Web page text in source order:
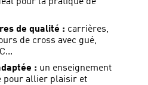
de qualité : carrières,
de cross avec gué,
: un enseignement
pour allier plaisir et